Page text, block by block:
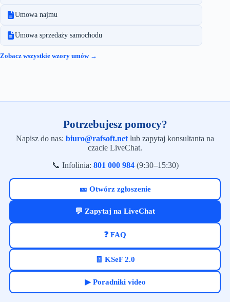
Umowa najmu
Umowa sprzedaży samochodu
Zobacz wszystkie wzory umów →
Potrzebujesz pomocy?
Napisz do nas: biuro@rafsoft.net lub zapytaj konsultanta na
czacie LiveChat.
📞 Infolinia: 801 000 984(9:30–15:30)
🎫 Otwórz zgłoszenie
💬 Zapytaj na LiveChat
❓ FAQ
🧾 KSeF 2.0
▶ Poradniki video